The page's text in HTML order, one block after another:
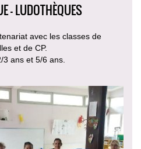
- LUDOTHÈQUES
avec les classes de
et de CP.
ans et 5/6 ans.